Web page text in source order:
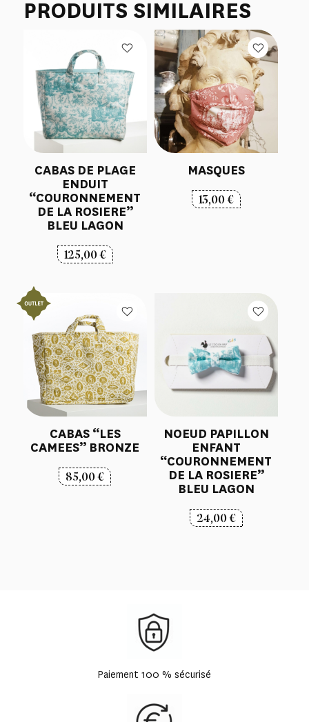
PRODUITS SIMILAIRES
CABAS DE PLAGE
ENDUIT
“COURONNEMENT
DE LA ROSIERE”
BLEU LAGON
125,00€
MASQUES
13,00€
CABAS “LES
CAMEES” BRONZE
85,00€
NOEUD PAPILLON
ENFANT
“COURONNEMENT
DE LA ROSIERE”
BLEU LAGON
24,00€
Paiement 100 % sécurisé